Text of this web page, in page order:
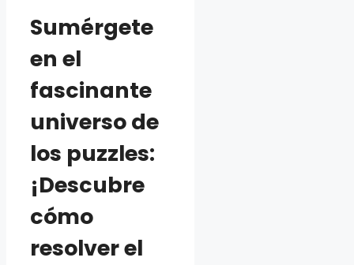
Sumérgete
en el
fascinante
universo de
los puzzles:
¡Descubre
cómo
resolver el